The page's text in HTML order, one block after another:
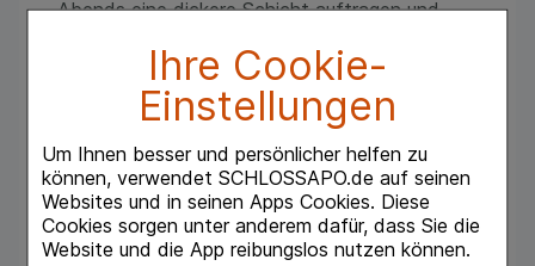
Ihre Cookie-
Einstellungen
Um Ihnen besser und persönlicher helfen zu
können, verwendet SCHLOSSAPO.de auf seinen
Websites und in seinen Apps Cookies. Diese
Cookies sorgen unter anderem dafür, dass Sie die
Website und die App reibungslos nutzen können.
Abends eine dickere Schicht auftragen und
Inhaltsstoffe:
Avene Thermal Spring Water (Avene Aqua).
Glycerin. Pentylene Glycol. 1,2 Hexanediol.
Dimethicone. Isocetyl Stearoyl Stearate.
Triethylhexanoin. Caprylic/ Capric Triglyceride.
Betaine. Methyl Gluceth-20. Polyglyceryl-10
Myristate. Acrylates/C10-30 Alkyl Acrylate
Crosspolymer. Bht. Bis-Peg-18 Methyl Ether